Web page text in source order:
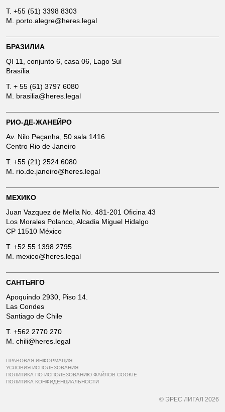
T. +55 (51) 3398 8303
M. porto.alegre@heres.legal
БРАЗИЛИА
QI 11, conjunto 6, casa 06, Lago Sul
Brasília
T. + 55 (61) 3797 6080
M. brasilia@heres.legal
РИО-ДЕ-ЖАНЕЙРО
Av. Nilo Peçanha, 50 sala 1416
Centro Rio de Janeiro
T. +55 (21) 2524 6080
M. rio.de.janeiro@heres.legal
МЕХИКО
Juan Vazquez de Mella No. 481-201 Oficina 43
Los Morales Polanco, Alcadia Miguel Hidalgo
CP 11510 México
T. +52 55 1398 2795
M. mexico@heres.legal
САНТЬЯГО
Apoquindo 2930, Piso 14.
Las Condes
Santiago de Chile
T. +562 2770 270
M. chili@heres.legal
ПРАВОВАЯ ИНФОРМАЦИЯ
УСЛОВИЯ ИСПОЛЬЗОВАНИЯ
ПОЛИТИКА ПО ИСПОЛЬЗОВАНИЮ ФАЙЛОВ COOKIE
ПОЛИТИКА КОНФИДЕНЦИАЛЬНОСТИ
© ЭРЕС ЛИГАЛ 2026